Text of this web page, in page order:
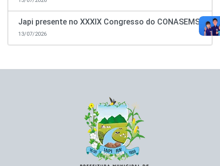
Japi presente no XXXIX Congresso do CONASEMS!
13/07/2026